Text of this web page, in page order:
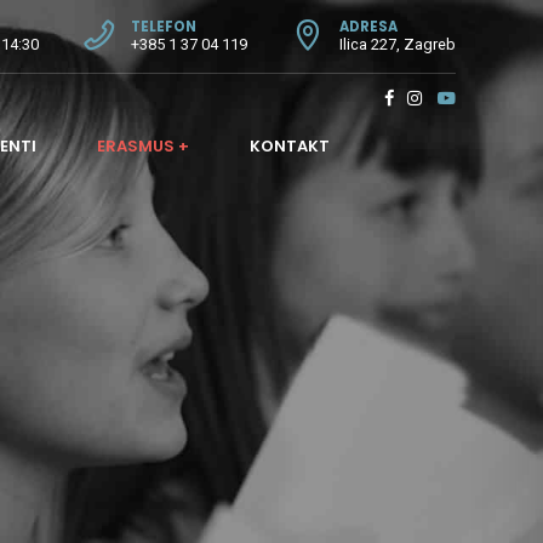
TELEFON
+385 1 37 04 119
ADRESA
Ilica 227, Zagreb
ERASMUS + KONTAKT